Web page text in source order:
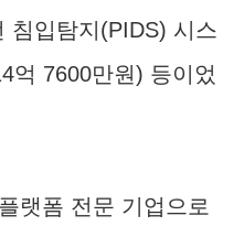
침입탐지(PIDS) 시스
억 7600만원) 등이었
랫폼 전문 기업으로